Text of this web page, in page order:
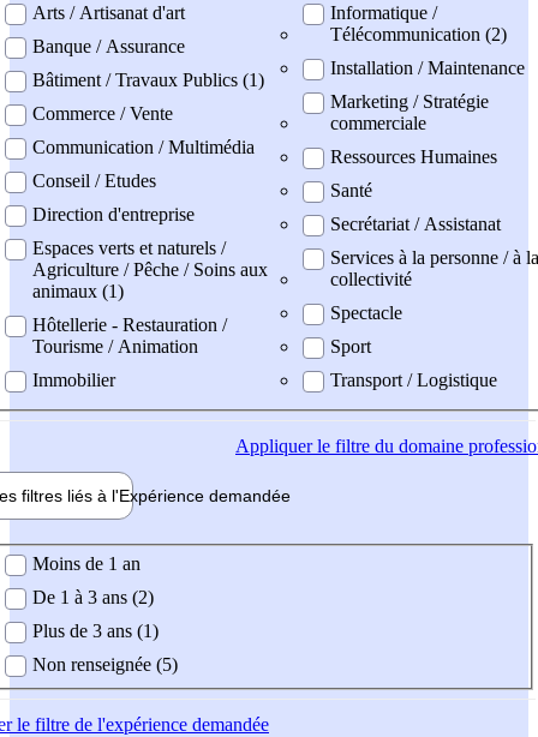
Arts / Artisanat d'art
Banque / Assurance
Bâtiment / Travaux Publics (1)
Commerce / Vente
Communication / Multimédia
Conseil / Etudes
Direction d'entreprise
Espaces verts et naturels /
Agriculture / Pêche / Soins aux
animaux (1)
Hôtellerie - Restauration /
Tourisme / Animation
Immobilier
Informatique /
Télécommunication (2)
Installation / Maintenance
Marketing / Stratégie
commerciale
Ressources Humaines
Santé
Secrétariat / Assistanat
Services à la personne / à la
collectivité
Spectacle
Sport
Transport / Logistique
Appliquerle filtre du domaine
filtres liés à l'Expérience demandée
demandée
Moins de 1 an
De 1 à 3 ans (2)
Plus de 3 ans (1)
Non renseignée (5)
le filtre de l'expérience demandée